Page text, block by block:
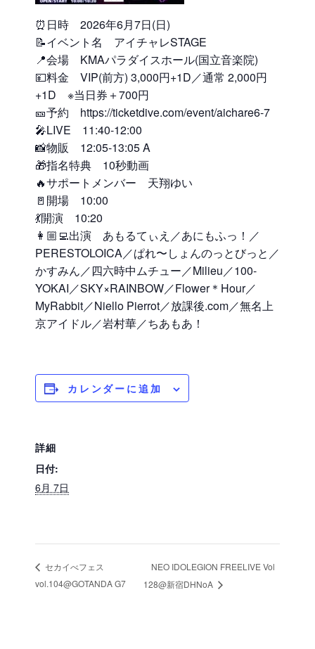
⏰日時 2026年6月7日(日)
📝イベント名 アイチャレSTAGE
📍会場 KMAパラダイスホール(国立音楽院)
💴料金 VIP(前方) 3,000円+1D／通常 2,000円
+1D ※当日券＋700円
🎫予約 https://ticketdive.com/event/aichare6-7
🎤LIVE 11:40-12:00
📸物販 12:05-13:05 A
🎁指名特典 10秒動画
🔥サポートメンバー 天翔ゆい
🚪開場 10:00
💃開演 10:20
👩🏼‍💻出演 あもるてぃえ／あにもふっ！／
PERESTOLOICA／ぱれ〜しょんのっとびっと／
かすみん／四六時中ムチュー／Milieu／100-
YOKAI／SKY×RAINBOW／Flower＊Hour／
MyRabbit／Niello Pierrot／放課後.com／無名上
京アイドル／岩村華／ちあもあ！
カレンダーに追加
詳細
日付:
6月 7日
セカイべフェス
vol.104@GOTANDA G7
NEO IDOLEGION FREELIVE Vol
128@新宿DHNoA